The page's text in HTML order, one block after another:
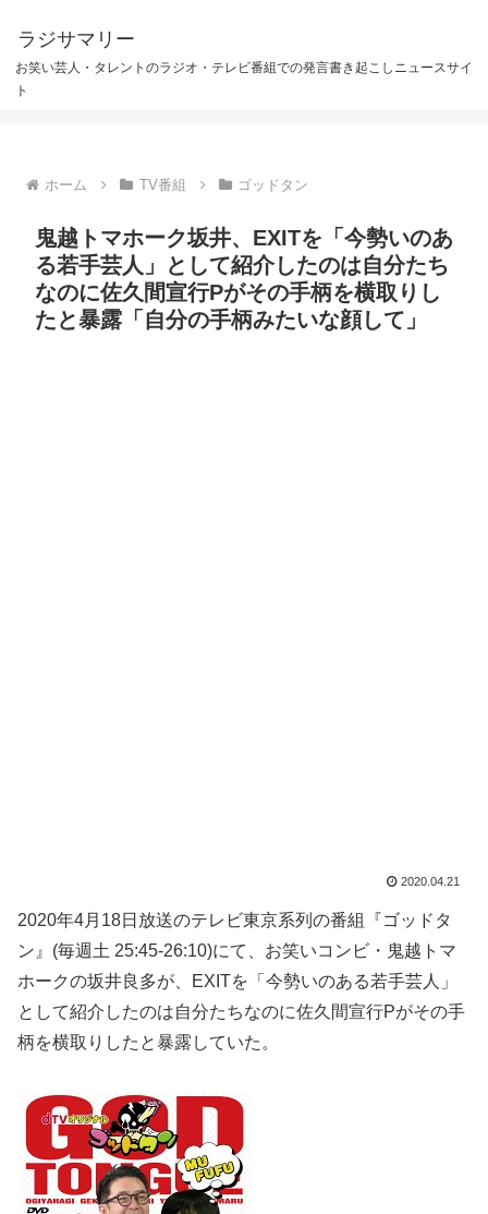
ラジサマリー
お笑い芸人・タレントのラジオ・テレビ番組での発言書き起こしニュースサイ
ト
ホーム TV番組 ゴッドタン
鬼越トマホーク坂井、EXITを「今勢いのあ
る若手芸人」として紹介したのは自分たち
なのに佐久間宣行Pがその手柄を横取りし
たと暴露「自分の手柄みたいな顔して」
2020.04.21
2020年4月18日放送のテレビ東京系列の番組『ゴッドタ
ン』(毎週土 25:45-26:10)にて、お笑いコンビ・鬼越トマ
ホークの坂井良多が、EXITを「今勢いのある若手芸人」
として紹介したのは自分たちなのに佐久間宣行Pがその手
柄を横取りしたと暴露していた。